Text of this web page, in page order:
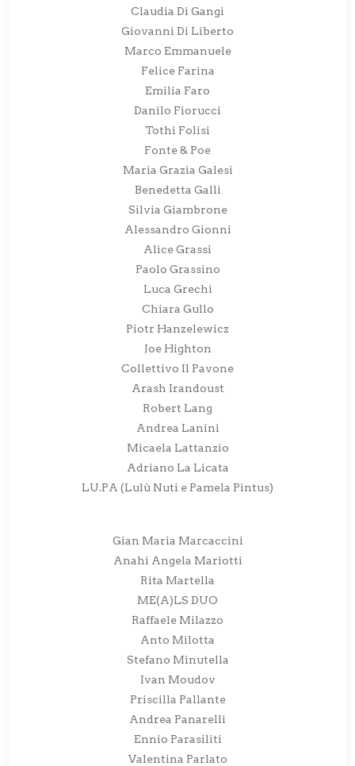
Claudia Di Gangi
Giovanni Di Liberto
Marco Emmanuele
Felice Farina
Emilia Faro
Danilo Fiorucci
Tothi Folisi
Fonte & Poe
Maria Grazia Galesi
Benedetta Galli
Silvia Giambrone
Alessandro Gionni
Alice Grassi
Paolo Grassino
Luca Grechi
Chiara Gullo
Piotr Hanzelewicz
Joe Highton
Collettivo Il Pavone
Arash Irandoust
Robert Lang
Andrea Lanini
Micaela Lattanzio
Adriano La Licata
LU.PA (Lulù Nuti e Pamela Pintus)
Gian Maria Marcaccini
Anahi Angela Mariotti
Rita Martella
ME(A)LS DUO
Raffaele Milazzo
Anto Milotta
Stefano Minutella
Ivan Moudov
Priscilla Pallante
Andrea Panarelli
Ennio Parasiliti
Valentina Parlato